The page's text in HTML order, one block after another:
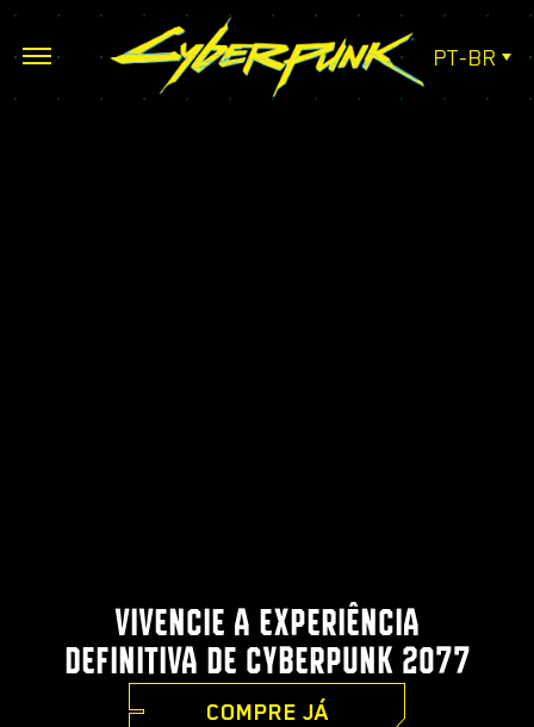
PT-BR
VIVENCIE A EXPERIÊNCIA
DEFINITIVA DE CYBERPUNK 2077
COMPRE JÁ